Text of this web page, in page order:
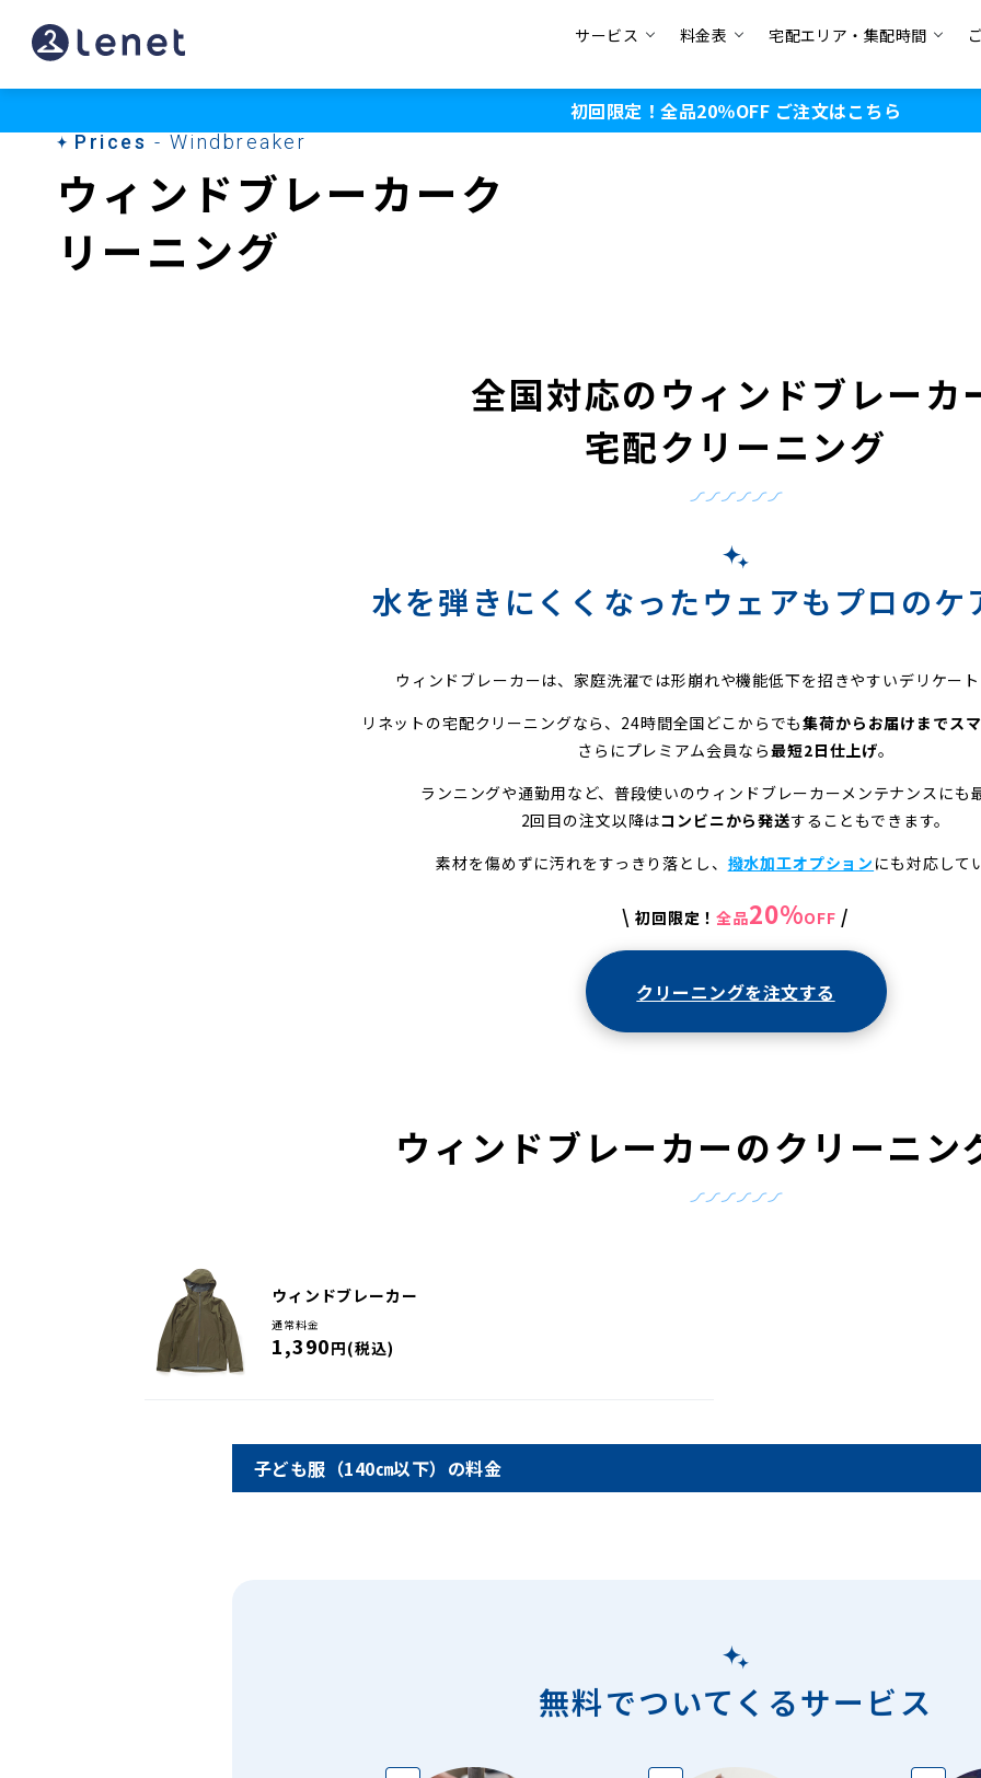
サービス 料金表 宅配エリア・集配時間
初回限定！全品20％OFF ご注文はこちら
Prices - Windbreaker
ウィンドブレーカーク
リーニング
全国対応のウィンドブレーカ
宅配クリーニング
水を弾きにくくなったウェアも プロのケ
ウィンドブレーカーは、家庭洗濯では形崩れや機能低下を招きやすいデリケー
リネットの宅配クリーニングなら、24時間全国どこからでも集荷からお届けまでス
さらにプレミアム会員なら最短2日仕上げ。
ランニングや通勤用など、普段使いのウィンドブレーカーメンテナンスにも
2回目の注文以降はコンビニから発送することもできます。
素材を傷めずに汚れをすっきり落とし、 撥水加工オプション にも対応して
\ 初回限定！全品20%OFF /
クリーニングを注文する
ウィンドブレーカーのクリーニン
ウィンドブレーカー
通常料金
1,390円(税込)
子ども服（140㎝以下）の料金
無料でついてくるサービス